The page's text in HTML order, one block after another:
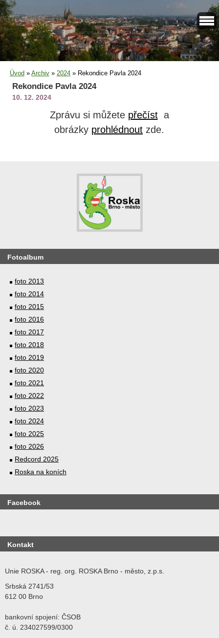
Úvod » Archiv » 2024 » Rekondice Pavla 2024
Rekondice Pavla 2024
10. 12. 2024
Zprávu si můžete přečísta
obrázky prohlédnout zde.
Fotoalbum
foto 2013
foto 2014
foto 2015
foto 2016
foto 2017
foto 2018
foto 2019
foto 2020
foto 2021
foto 2022
foto 2023
foto 2024
foto 2025
foto 2026
Redcord 2025
Roska na koních
Facebook
Kontakt
Unie ROSKA - reg. org. ROSKA Brno - město, z.p.s.
Srbská 2741/53
612 00 Brno
bankovní spojení: ČSOB
č. ú. 234027599/0300